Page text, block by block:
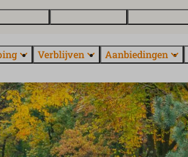
Verblijven Aanbiedingen